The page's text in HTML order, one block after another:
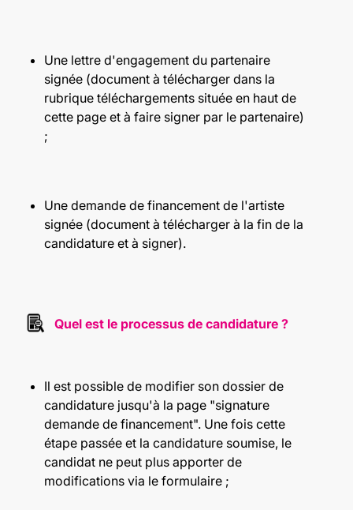
Une lettre d'engagement du partenaire
signée (document à télécharger dans la
rubrique téléchargements située en haut de
cette page et à faire signer par le partenaire)
;
Une demande de financement de l'artiste
signée (document à télécharger à la fin de la
candidature et à signer).
Quel est le processus de candidature ?
Il est possible de modifier son dossier de
candidature jusqu'à la page "signature
demande de financement". Une fois cette
étape passée et la candidature soumise, le
candidat ne peut plus apporter de
modifications via le formulaire ;